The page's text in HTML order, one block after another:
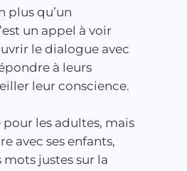
plus qu’un
un appel à voir
le dialogue avec
à leurs
leur conscience.
pour les adultes, mais
avec ses enfants,
justes sur la